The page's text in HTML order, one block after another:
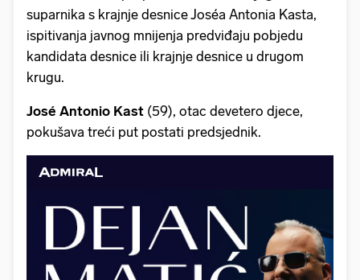
suparnika s krajnje desnice Joséa Antonia Kasta,
ispitivanja javnog mnijenja predviđaju pobjedu
kandidata desnice ili krajnje desnice u drugom
krugu.
José Antonio Kast (59), otac devetero djece,
pokušava treći put postati predsjednik.